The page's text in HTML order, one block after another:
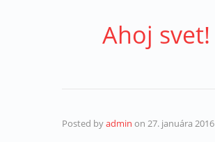
Ahoj svet!
Posted byadmin on 27. januára 2016